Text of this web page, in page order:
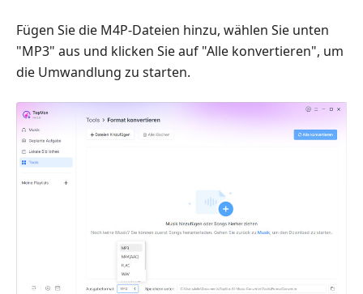
Fügen Sie die M4P-Dateien hinzu, wählen Sie unten
"MP3" aus und klicken Sie auf "Alle konvertieren", um
die Umwandlung zu starten.